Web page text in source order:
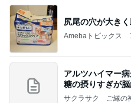
尻尾の穴が大き
Amebaトピックス
アルツハイマー
糖の摂りすぎが
の恐
サクラサク ご縁の